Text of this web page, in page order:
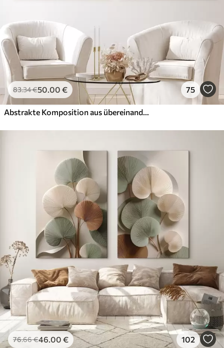
83.34€50.00 € 75
Abstrakte Komposition aus übereinanderliegenden Blättern, geschwungenen Formen in Schwarz, Weiß und Beige, strukturierte Kunst
76.66€46.00 € 102